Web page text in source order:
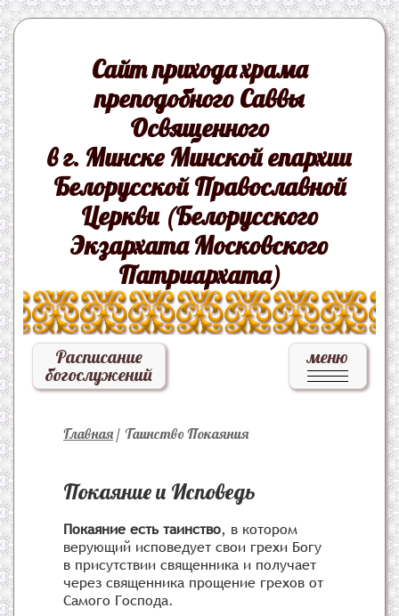
Сайт прихода храма
преподобного Саввы
Освященного
в г. Минске Минской епархии
Белорусской Православной
Церкви (Белорусского
Экзархата Московского
Патриархата)
Расписание
богослужений
меню
Главная / Таинство Покаяния
Покаяние и Исповедь
Покаяние есть таинство, в котором
верующий исповедует свои грехи Богу
в присутствии священника и получает
через священника прощение грехов от
Самого Господа.